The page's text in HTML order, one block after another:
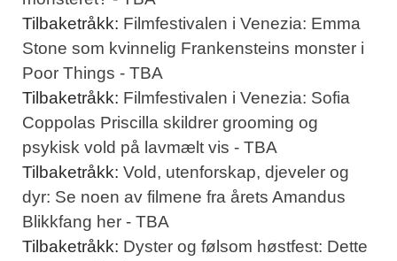
Tilbaketråkk: Filmfestivalen i Venezia: Emma
Stone som kvinnelig Frankensteins monster i
Poor Things - TBA
Tilbaketråkk: Filmfestivalen i Venezia: Sofia
Coppolas Priscilla skildrer grooming og
psykisk vold på lavmælt vis - TBA
Tilbaketråkk: Vold, utenforskap, djeveler og
dyr: Se noen av filmene fra årets Amandus
Blikkfang her - TBA
Tilbaketråkk: Dyster og følsom høstfest: Dette